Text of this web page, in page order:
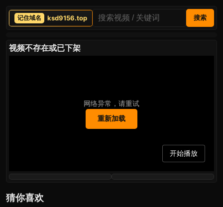
ksd9156.top 搜索
视频不存在或已下架
网络异常，请重试
重新加载
开始播放
猜你喜欢